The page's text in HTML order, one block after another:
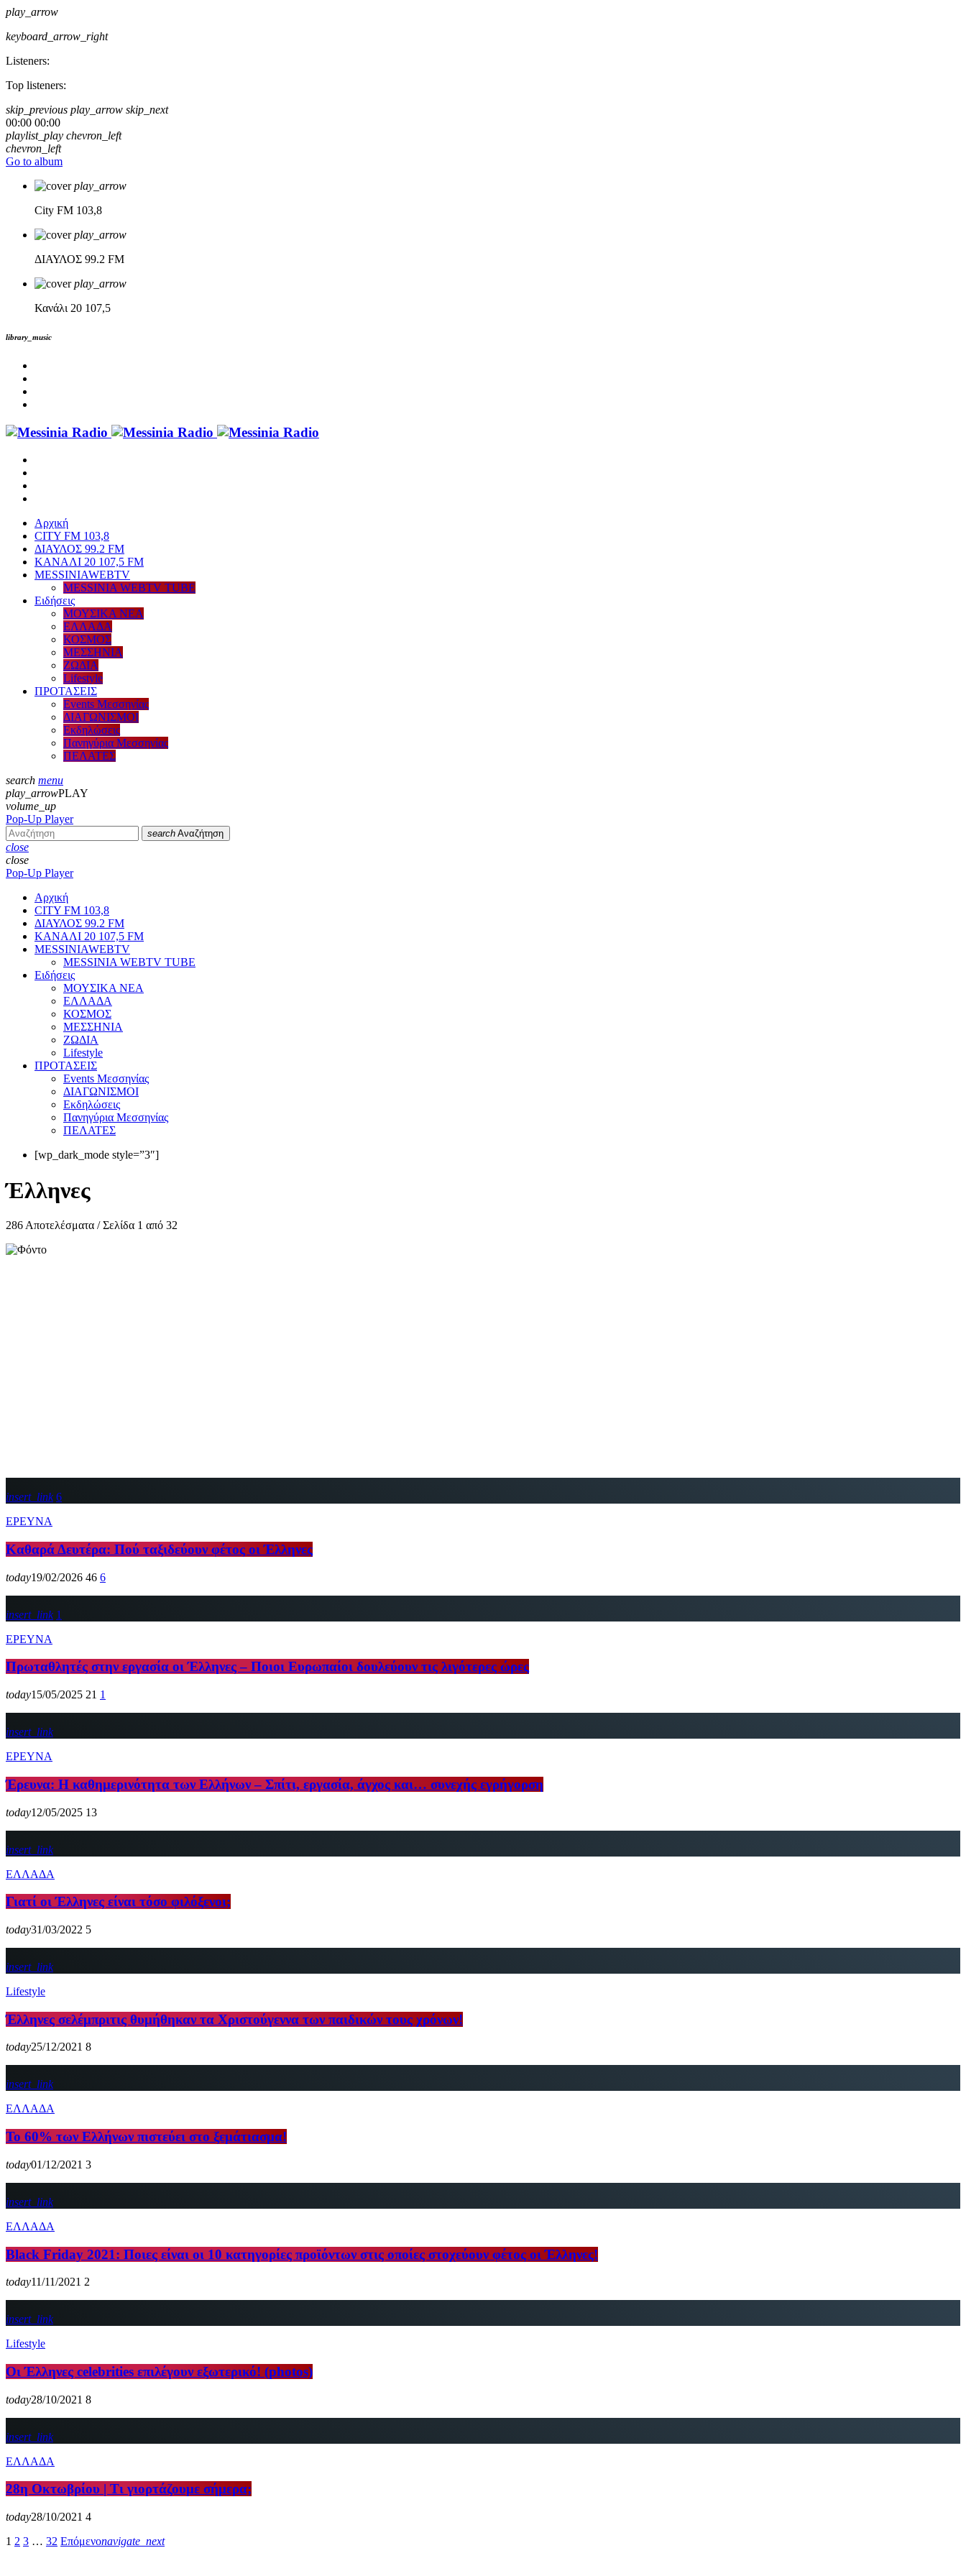
play_arrow
keyboard_arrow_right
Listeners:
Top listeners:
skip_previous play_arrow skip_next
00:00 00:00
playlist_play chevron_left
chevron_left
Go to album
play_arrow
City FM 103,8
play_arrow
ΔΙΑΥΛΟΣ 99.2 FM
play_arrow
Κανάλι 20 107,5
library_music
Αρχική
CITY FM 103,8
ΔΙΑΥΛΟΣ 99.2 FM
ΚΑΝΑΛΙ 20 107,5 FM
MESSINIAWEBTV
MESSINIA WEBTV TUBE
Eιδήσεις
ΜΟΥΣΙΚΑ ΝΕΑ
ΕΛΛΑΔΑ
ΚΟΣΜΟΣ
ΜΕΣΣΗΝΙΑ
ΖΩΔΙΑ
Lifestyle
ΠΡΟΤΑΣΕΙΣ
Events Μεσσηνίας
ΔΙΑΓΩΝΙΣΜΟΙ
Εκδηλώσεις
Πανηγύρια Μεσσηνίας
ΠΕΛΑΤΕΣ
search menu
play_arrowPLAY
volume_up
Pop-Up Player
search Αναζήτηση
close
close
Pop-Up Player
Αρχική
CITY FM 103,8
ΔΙΑΥΛΟΣ 99.2 FM
ΚΑΝΑΛΙ 20 107,5 FM
MESSINIAWEBTV
MESSINIA WEBTV TUBE
Eιδήσεις
ΜΟΥΣΙΚΑ ΝΕΑ
ΕΛΛΑΔΑ
ΚΟΣΜΟΣ
ΜΕΣΣΗΝΙΑ
ΖΩΔΙΑ
Lifestyle
ΠΡΟΤΑΣΕΙΣ
Events Μεσσηνίας
ΔΙΑΓΩΝΙΣΜΟΙ
Εκδηλώσεις
Πανηγύρια Μεσσηνίας
ΠΕΛΑΤΕΣ
[wp_dark_mode style=”3″]
Έλληνες
286 Αποτελέσματα / Σελίδα 1 από 32
insert_link 6
ΕΡΕΥΝΑ
Καθαρά Δευτέρα: Πού ταξιδεύουν φέτος οι Έλληνες
today19/02/2026 46 6
insert_link 1
ΕΡΕΥΝΑ
Πρωταθλητές στην εργασία οι Έλληνες – Ποιοι Ευρωπαίοι δουλεύουν τις λιγότερες ώρες
today15/05/2025 21 1
insert_link
ΕΡΕΥΝΑ
Έρευνα: Η καθημερινότητα των Ελλήνων – Σπίτι, εργασία, άγχος και… συνεχής εγρήγορση
today12/05/2025 13
insert_link
ΕΛΛΑΔΑ
Γιατί οι Έλληνες είναι τόσο φιλόξενοι;
today31/03/2022 5
insert_link
Lifestyle
Έλληνες σελέμπριτις θυμήθηκαν τα Χριστούγεννα των παιδικών τους χρόνων!
today25/12/2021 8
insert_link
ΕΛΛΑΔΑ
Το 60% των Ελλήνων πιστεύει στο ξεμάτιασμα!
today01/12/2021 3
insert_link
ΕΛΛΑΔΑ
Black Friday 2021: Ποιες είναι οι 10 κατηγορίες προϊόντων στις οποίες στοχεύουν φέτος οι Έλληνες!
today11/11/2021 2
insert_link
Lifestyle
Οι Έλληνες celebrities επιλέγουν εξωτερικό! (photos)
today28/10/2021 8
insert_link
ΕΛΛΑΔΑ
28η Οκτωβρίου | Tι γιορτάζουμε σήμερα;
today28/10/2021 4
1 2 3 … 32 Επόμενοnavigate_next